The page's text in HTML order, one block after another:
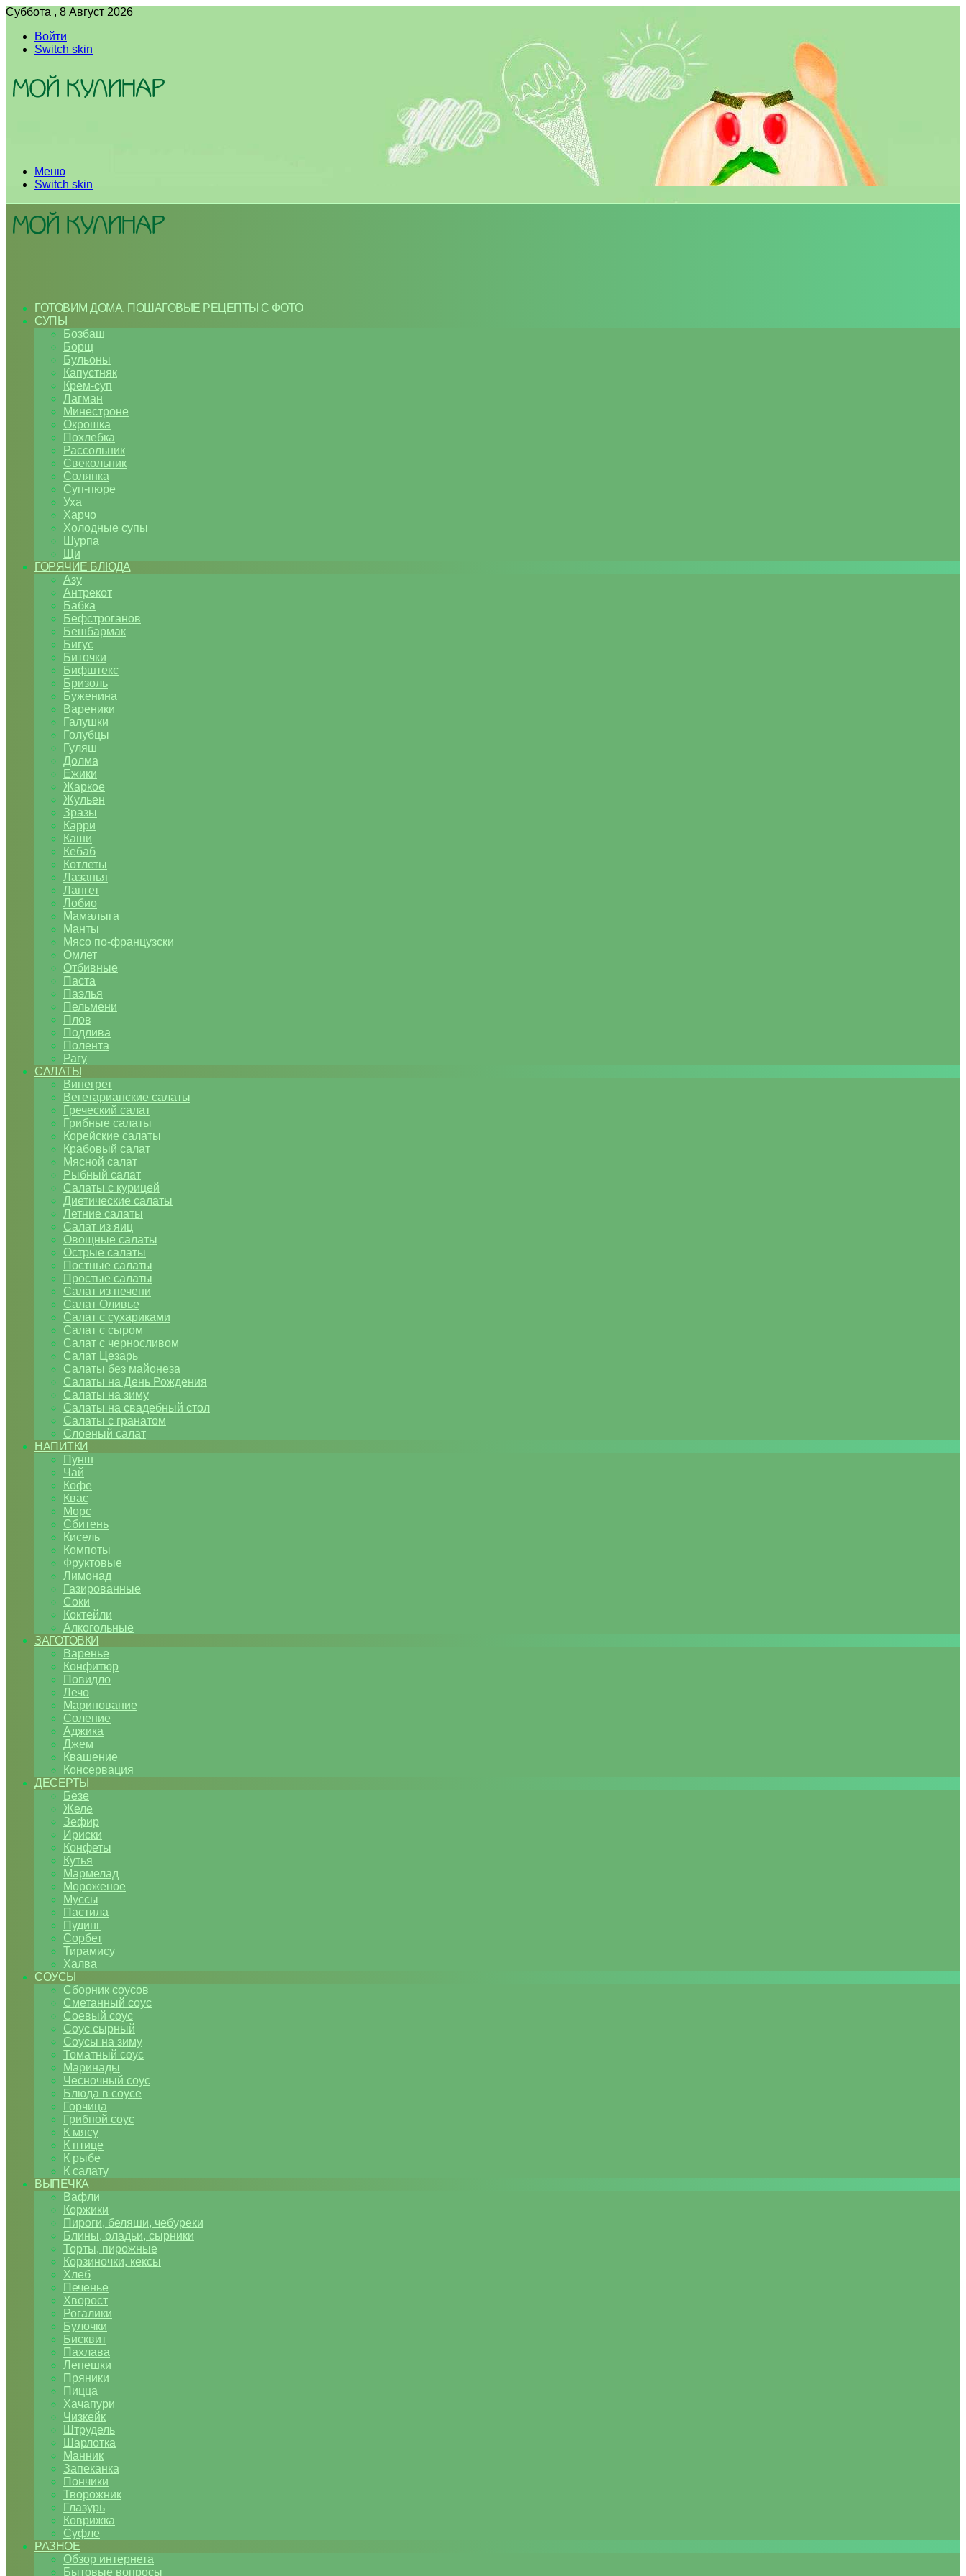
Суббота , 8 Август 2026
Войти
Switch skin
Меню
Switch skin
ГОТОВИМ ДОМА. ПОШАГОВЫЕ РЕЦЕПТЫ С ФОТО
СУПЫ
Бозбаш
Борщ
Бульоны
Капустняк
Крем-суп
Лагман
Минестроне
Окрошка
Похлебка
Рассольник
Свекольник
Солянка
Суп-пюре
Уха
Харчо
Холодные супы
Шурпа
Щи
ГОРЯЧИЕ БЛЮДА
Азу
Антрекот
Бабка
Бефстроганов
Бешбармак
Бигус
Биточки
Бифштекс
Бризоль
Буженина
Вареники
Галушки
Голубцы
Гуляш
Долма
Ежики
Жаркое
Жульен
Зразы
Карри
Каши
Кебаб
Котлеты
Лазанья
Лангет
Лобио
Мамалыга
Манты
Мясо по-французски
Омлет
Отбивные
Паста
Паэлья
Пельмени
Плов
Подлива
Полента
Рагу
САЛАТЫ
Винегрет
Вегетарианские салаты
Греческий салат
Грибные салаты
Корейские салаты
Крабовый салат
Мясной салат
Рыбный салат
Салаты с курицей
Диетические салаты
Летние салаты
Салат из яиц
Овощные салаты
Острые салаты
Постные салаты
Простые салаты
Салат из печени
Салат Оливье
Салат с сухариками
Салат с сыром
Салат с черносливом
Салат Цезарь
Салаты без майонеза
Салаты на День Рождения
Салаты на зиму
Салаты на свадебный стол
Салаты с гранатом
Слоеный салат
НАПИТКИ
Пунш
Чай
Кофе
Квас
Морс
Сбитень
Кисель
Компоты
Фруктовые
Лимонад
Газированные
Соки
Коктейли
Алкогольные
ЗАГОТОВКИ
Варенье
Конфитюр
Повидло
Лечо
Маринование
Соление
Аджика
Джем
Квашение
Консервация
ДЕСЕРТЫ
Безе
Желе
Зефир
Ириски
Конфеты
Кутья
Мармелад
Мороженое
Муссы
Пастила
Пудинг
Сорбет
Тирамису
Халва
СОУСЫ
Сборник соусов
Сметанный соус
Соевый соус
Соус сырный
Соусы на зиму
Томатный соус
Маринады
Чесночный соус
Блюда в соусе
Горчица
Грибной соус
К мясу
К птице
К рыбе
К салату
ВЫПЕЧКА
Вафли
Коржики
Пироги, беляши, чебуреки
Блины, оладьи, сырники
Торты, пирожные
Корзиночки, кексы
Хлеб
Печенье
Хворост
Рогалики
Булочки
Бисквит
Пахлава
Лепешки
Пряники
Пицца
Хачапури
Чизкейк
Штрудель
Шарлотка
Манник
Запеканка
Пончики
Творожник
Глазурь
Коврижка
Суфле
РАЗНОЕ
Обзор интернета
Бытовые вопросы